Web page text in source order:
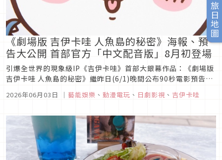
旅日地圖
《劇場版 吉伊卡哇 人魚島的秘密》海報、預
告大公開 首部官方「中文配音版」8月初登場
引爆全世界的現象級IP《吉伊卡哇》首部大銀幕作品：《劇場版
吉伊卡哇 人魚島的秘密》繼昨日(6/1)晚間公布90秒電影預告
洲宣布將於7月31日搶先引進日文原聲配音版，並在8月7日推出
2026年06月03日 ｜ 藝能娛樂 、 動漫電玩 、 日劇影視 、 吉伊卡哇